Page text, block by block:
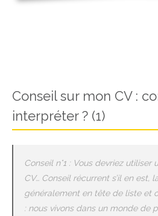
Conseil sur mon CV :
interpréter ? (1)
Conseil n°1 : Vous devriez
CV… Conseil récurrent s’il en est,
généralement en tête de liste et
: nous vivons dans un monde de